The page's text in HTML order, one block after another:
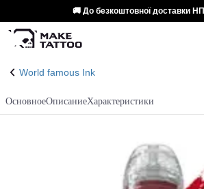
🚚 До безкоштовної доставки НП
World famous Ink
ОсновноеОписаниеХарактеристики